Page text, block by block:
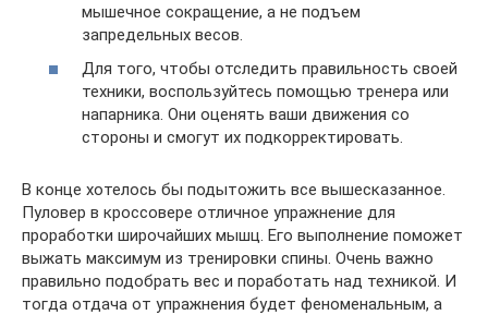
мышечное сокращение, а не подъем
запредельных весов.
Для того, чтобы отследить правильность своей
техники, воспользуйтесь помощью тренера или
напарника. Они оценять ваши движения со
стороны и смогут их подкорректировать.
В конце хотелось бы подытожить все вышесказанное.
Пуловер в кроссовере отличное упражнение для
проработки широчайших мышц. Его выполнение поможет
выжать максимум из тренировки спины. Очень важно
правильно подобрать вес и поработать над техникой. И
тогда отдача от упражнения будет феноменальным, а